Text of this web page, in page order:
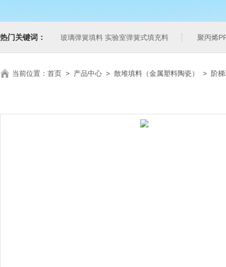
热门关键词： 玻璃弹簧填料 实验室弹簧式填充料 聚丙烯
当前位置： 首页 > 产品中心 > 散堆填料（金属塑料陶瓷） > 阶